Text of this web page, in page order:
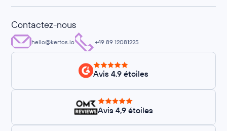
Contactez-nous
hello@kertos.io +49 89 12081225
Avis 4,9 étoiles
Avis 4,9 étoiles